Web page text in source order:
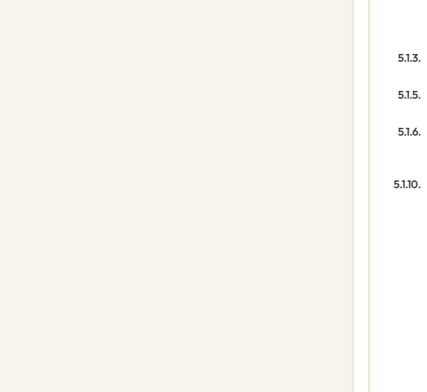
5.1.3.
5.1.5.
5.1.6.
5.1.10.